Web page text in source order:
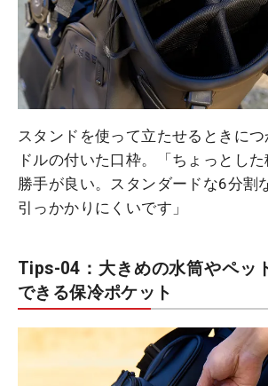
スタンドを使って立たせるときに
ドルの付いた口枠。「ちょっとし
勝手が良い。スタンダードな6分割
引っかかりにくいです」
Tips-04：大きめの水筒やペッ
できる保冷ポケット